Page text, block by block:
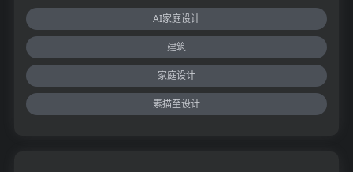
AI家庭设计
建筑
家庭设计
素描至设计